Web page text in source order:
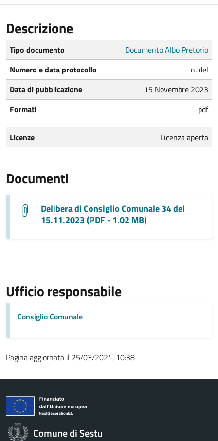
Descrizione
Tipo documento
Documento Albo Pretorio
Numero e data protocollo
n. del
Data di pubblicazione
15 Novembre 2023
Formati
pdf
Licenze Licenza aperta
Documenti
Delibera di Consiglio Comunale 34 del
15.11.2023 (PDF - 1.02 MB)
Ufficio responsabile
Consiglio Comunale
Pagina aggiornata il 25/03/2024, 10:38
Comune di Sestu